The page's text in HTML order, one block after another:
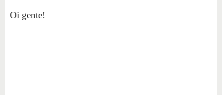
Oi gente!